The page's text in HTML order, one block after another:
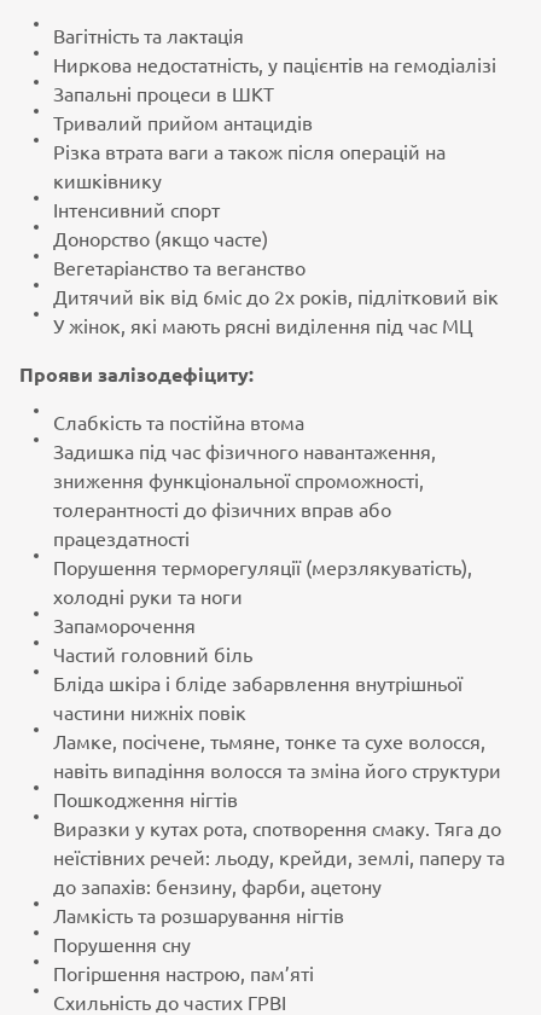
Вагітність та лактація
Ниркова недостатність, у пацієнтів на гемодіалізі
Запальні процеси в ШКТ
Тривалий прийом антацидів
Різка втрата ваги а також після операцій на
кишківнику
Інтенсивний спорт
Донорство (якщо часте)
Вегетаріанство та веганство
Дитячий вік від 6міс до 2х років, підлітковий вік
У жінок, які мають рясні виділення під час МЦ
Прояви залізодефіциту:
Слабкість та постійна втома
Задишка під час фізичного навантаження,
зниження функціональної спроможності,
толерантності до фізичних вправ або
працездатності
Порушення терморегуляції (мерзлякуватість),
холодні руки та ноги
Запаморочення
Частий головний біль
Бліда шкіра і бліде забарвлення внутрішньої
частини нижніх повік
Ламке, посічене, тьмяне, тонке та сухе волосся,
навіть випадіння волосся та зміна його структури
Пошкодження нігтів
Виразки у кутах рота, спотворення смаку. Тяга до
неїстівних речей: льоду, крейди, землі, паперу та
до запахів: бензину, фарби, ацетону
Ламкість та розшарування нігтів
Порушення сну
Погіршення настрою, пам’яті
Схильність до частих ГРВІ